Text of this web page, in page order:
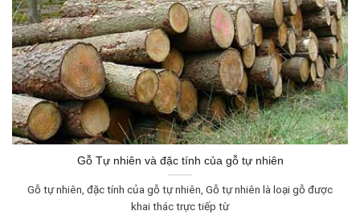
Gỗ Tự nhiên và đặc tính của gỗ tự nhiên
Gỗ tự nhiên, đặc tính của gỗ tự nhiên, Gỗ tự nhiên là loại gỗ được
khai thác trực tiếp từ